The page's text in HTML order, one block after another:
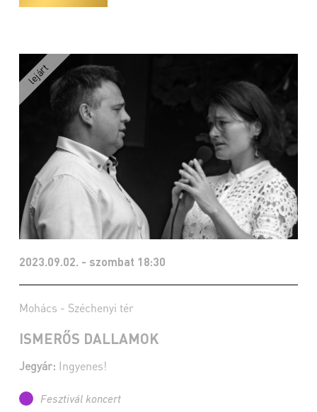
2023.09.02. - szombat 18:30
Mohács - Széchenyi tér
ISMERŐS DALLAMOK
Jegyár: Ingyenes!
Fesztivál koncert